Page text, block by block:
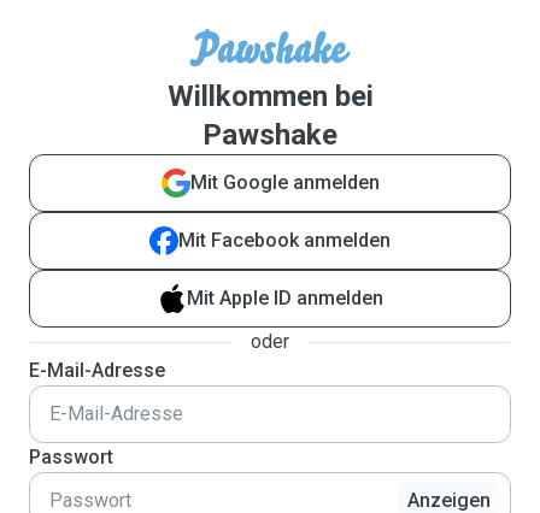
Willkommen bei
Pawshake
Mit Google anmelden
Mit Facebook anmelden
Mit Apple ID anmelden
oder
E-Mail-Adresse
Passwort
Anzeigen